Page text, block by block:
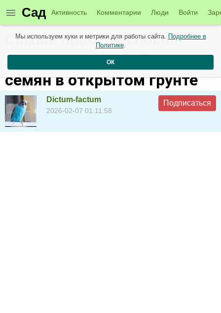
Сад Активность Комментарии Люди Войти
Самый простой способ
вырастить грецкий орех из
семян в открытом грунте
Dictum-factum
2026-02-07 01:11:58
Подписаться
Мы используем куки и метрики для работы сайта. Подробнее в
Политике.
ОК